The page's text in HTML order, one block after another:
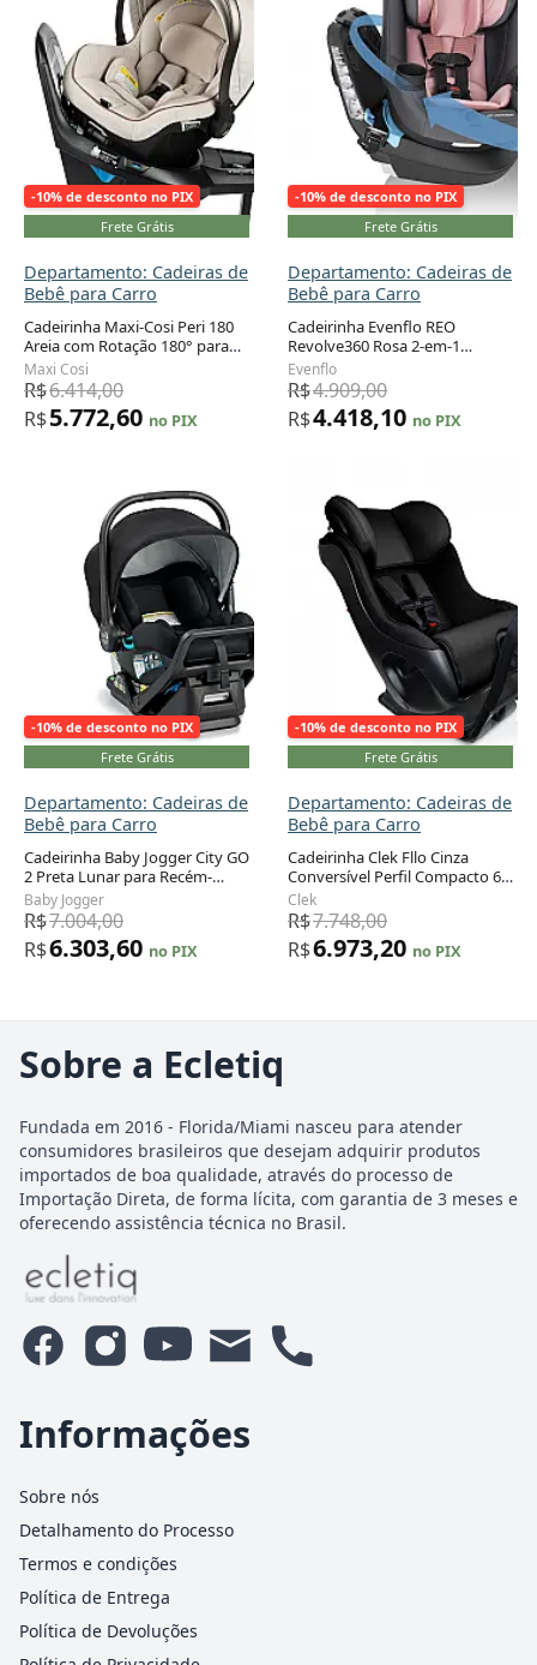
-10% de desconto no PIX
Frete Grátis
Departamento: Cadeiras de
Bebê para Carro
Cadeirinha Maxi-Cosi Peri 180
Areia com Rotação 180° para
Bebê de 1,8 a 13,6 kg
Maxi Cosi
R$6.414,00
R$5.772,60 no PIX
-10% de desconto no PIX
Frete Grátis
Departamento: Cadeiras de
Bebê para Carro
Cadeirinha Evenflo REO
Revolve360 Rosa 2-em-1
Rotação 360° 1,8 a 18,1 kg
Evenflo
R$4.909,00
R$4.418,10 no PIX
-10% de desconto no PIX
Frete Grátis
Departamento: Cadeiras de
Bebê para Carro
Cadeirinha Baby Jogger City GO
2 Preta Lunar para Recém-
nascido a 15,9 kg
Adicionar ao carrinho
Baby Jogger
R$7.004,00
R$6.303,60 no PIX
-10% de desconto no PIX
Frete Grátis
Departamento: Cadeiras de
Bebê para Carro
Cadeirinha Clek Fllo Cinza
Conversível Perfil Compacto 6,4
a 29,5 kg
Adicionar ao carrinho
Clek
R$7.748,00
R$6.973,20 no PIX
Sobre a Ecletiq
Fundada em 2016 - Florida/Miami nasceu para atender
consumidores brasileiros que desejam adquirir produtos
importados de boa qualidade, através do processo de
Importação Direta, de forma lícita, com garantia de 3 meses e
oferecendo assistência técnica no Brasil.
Informações
Sobre nós
Detalhamento do Processo
Termos e condições
Política de Entrega
Política de Devoluções